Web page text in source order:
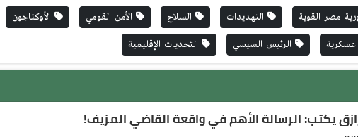
مصر القوية التهديدات السلاح الأمن القومي
الأوكتاجون
الرئيس السيسي التحديات الإقليمية
يكتب: الرسالة الأهم في واقعة القاضي المزيف!